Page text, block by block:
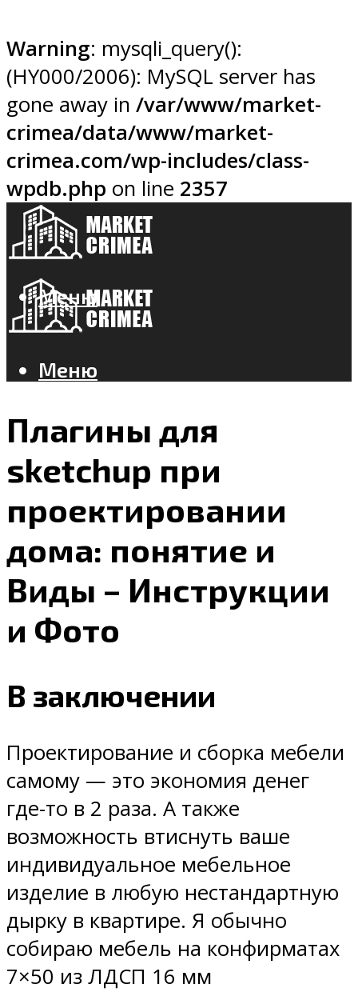
Warning: mysqli_query():
(HY000/2006): MySQL server has
gone away in /var/www/market-
crimea/data/www/market-
crimea.com/wp-includes/class-
wpdb.php on line 2357
Меню
Меню
Плагины для
sketchup при
проектировании
дома: понятие и
Виды – Инструкции
и Фото
В заключении
Проектирование и сборка мебели
самому — это экономия денег
где-то в 2 раза. А также
возможность втиснуть ваше
индивидуальное мебельное
изделие в любую нестандартную
дырку в квартире. Я обычно
собираю мебель на конфирматах
7×50 из ЛДСП 16 мм